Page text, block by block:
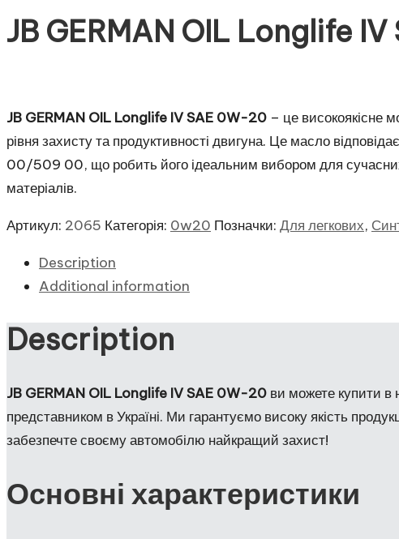
JB GERMAN OIL Longlife
JB GERMAN OIL Longlife IV SAE 0W-20 – це високоякісне
рівня захисту та продуктивності двигуна. Це масло
00/509 00, що робить його ідеальним вибором для
матеріалів.
Артикул: 2065 Категорія: 0w20 Позначки: Для легкових,
Description
Additional information
Description
JB GERMAN OIL Longlife IV SAE 0W-20 ви можете купити в
представником в Україні. Ми гарантуємо високу якість
забезпечте своєму автомобілю найкращий захист!
Основні характеристики